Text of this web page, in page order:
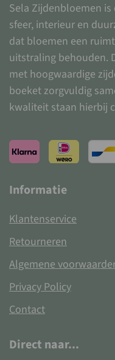
Sela Zijdenbloemen
sfeer, interieur en
dat bloemen een
uitstraling behouden.
met hoogwaardige
boeket zorgvuldig
kwaliteit staan hierbij
Informatie
Klantenservice
Retourneren
Algemene
Privacy Policy
Contact
Direct naar...